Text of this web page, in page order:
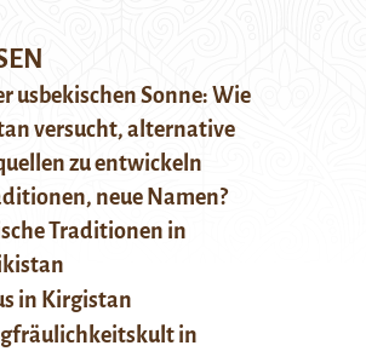
usbekischen Sonne: Wie
versucht, alternative
zu entwickeln
neue Namen?
Traditionen in
in Kirgistan
in